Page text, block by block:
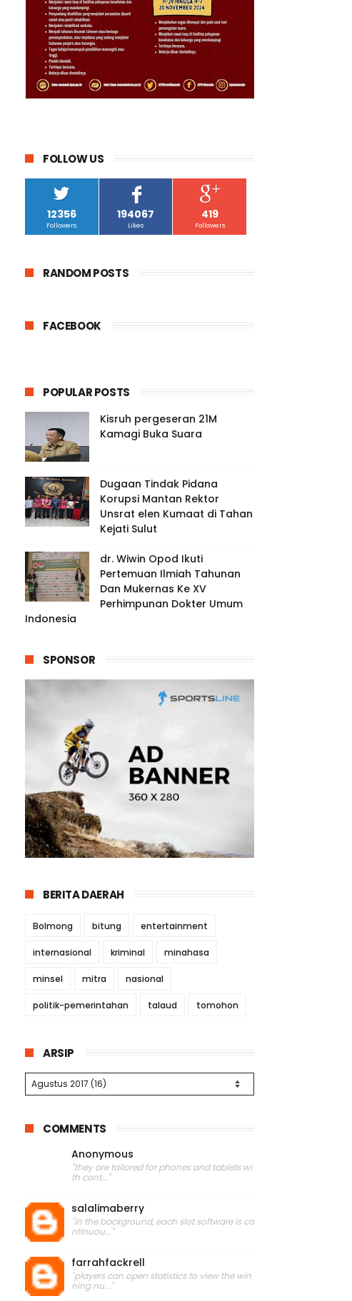
FOLLOW US
12356
Followers
194067
Likes
419
Followers
RANDOM POSTS
FACEBOOK
POPULAR POSTS
Kisruh pergeseran 21M
Kamagi Buka Suara
Dugaan Tindak Pidana
Korupsi Mantan Rektor
Unsrat elen Kumaat di Tahan
Kejati Sulut
dr. Wiwin Opod Ikuti
Pertemuan Ilmiah Tahunan
Dan Mukernas Ke XV
Perhimpunan Dokter Umum
Indonesia
SPONSOR
BERITA DAERAH
Bolmong bitung entertainment
internasional kriminal minahasa
minsel mitra nasional
politik-pemerintahan talaud tomohon
ARSIP
COMMENTS
Anonymous
"they are tailored for phones and tablets wi
th cont..."
salalimaberry
"in the background, each slot software is co
ntinuou..."
farrahfackrell
"players can open statistics to view the win
ning nu..."